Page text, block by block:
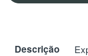
Descrição